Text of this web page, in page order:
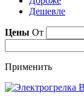
Дешевле
Цены От
Применить